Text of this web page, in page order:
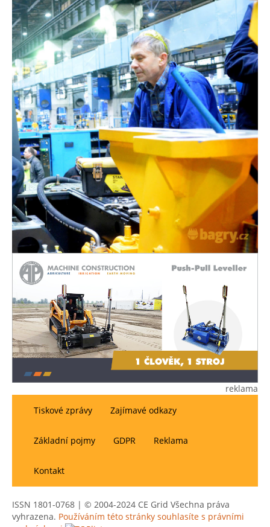
reklama
Tiskové zprávy
Zajímavé odkazy
Základní pojmy GDPR Reklama
Kontakt
ISSN 1801-0768 | © 2004-2024 CE Grid Všechna práva
vyhrazena. Používáním této stránky souhlasíte s právními